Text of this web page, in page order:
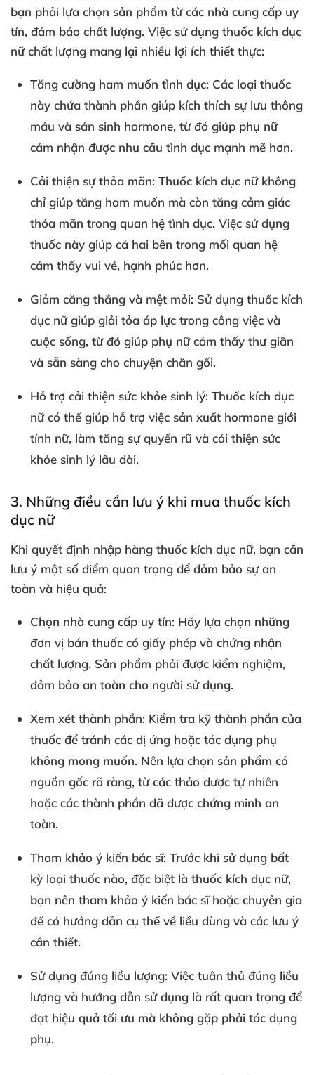
bạn phải lựa chọn sản phẩm từ các nhà cung cấp uy
tín, đảm bảo chất lượng. Việc sử dụng thuốc kích dục
nữ chất lượng mang lại nhiều lợi ích thiết thực:
Tăng cường ham muốn tình dục: Các loại thuốc
này chứa thành phần giúp kích thích sự lưu thông
máu và sản sinh hormone, từ đó giúp phụ nữ
cảm nhận được nhu cầu tình dục mạnh mẽ hơn.
Cải thiện sự thỏa mãn: Thuốc kích dục nữ không
chỉ giúp tăng ham muốn mà còn tăng cảm giác
thỏa mãn trong quan hệ tình dục. Việc sử dụng
thuốc này giúp cả hai bên trong mối quan hệ
cảm thấy vui vẻ, hạnh phúc hơn.
Giảm căng thẳng và mệt mỏi: Sử dụng thuốc kích
dục nữ giúp giải tỏa áp lực trong công việc và
cuộc sống, từ đó giúp phụ nữ cảm thấy thư giãn
và sẵn sàng cho chuyện chăn gối.
Hỗ trợ cải thiện sức khỏe sinh lý: Thuốc kích dục
nữ có thể giúp hỗ trợ việc sản xuất hormone giới
tính nữ, làm tăng sự quyến rũ và cải thiện sức
khỏe sinh lý lâu dài.
3. Những điều cần lưu ý khi mua thuốc kích
dục nữ
Khi quyết định nhập hàng thuốc kích dục nữ, bạn cần
lưu ý một số điểm quan trọng để đảm bảo sự an
toàn và hiệu quả:
Chọn nhà cung cấp uy tín: Hãy lựa chọn những
đơn vị bán thuốc có giấy phép và chứng nhận
chất lượng. Sản phẩm phải được kiểm nghiệm,
đảm bảo an toàn cho người sử dụng.
Xem xét thành phần: Kiểm tra kỹ thành phần của
thuốc để tránh các dị ứng hoặc tác dụng phụ
không mong muốn. Nên lựa chọn sản phẩm có
nguồn gốc rõ ràng, từ các thảo dược tự nhiên
hoặc các thành phần đã được chứng minh an
toàn.
Tham khảo ý kiến bác sĩ: Trước khi sử dụng bất
kỳ loại thuốc nào, đặc biệt là thuốc kích dục nữ,
bạn nên tham khảo ý kiến bác sĩ hoặc chuyên gia
để có hướng dẫn cụ thể về liều dùng và các lưu ý
cần thiết.
Sử dụng đúng liều lượng: Việc tuân thủ đúng liều
lượng và hướng dẫn sử dụng là rất quan trọng để
đạt hiệu quả tối ưu mà không gặp phải tác dụng
phụ.